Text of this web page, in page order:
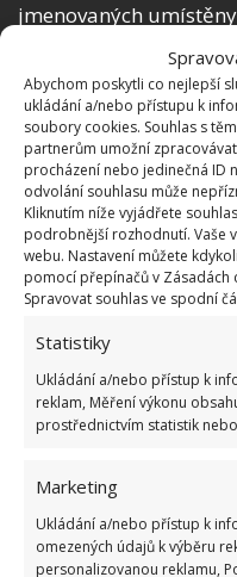
Abychom poskytli co nejlepší
ukládání a/nebo přístupu k
soubory cookies. Souhlas s
partnerům umožní
procházení nebo jedinečná ID
odvolání souhlasu může
Kliknutím níže vyjádřete
podrobnější rozhodnutí. Vaše
webu. Nastavení můžete
pomocí přepínačů v Zásadách
Spravovat souhlas ve spodní
Statistiky
Ukládání a/nebo přístup k
reklam, Měření výkonu
prostřednictvím statistik
Marketing
Ukládání a/nebo přístup k
omezených údajů k výběru
personalizovanou reklamu,
jmenovaných
těch vyloženě
Pokud nahlédneme
dvěma věcmi. Tím